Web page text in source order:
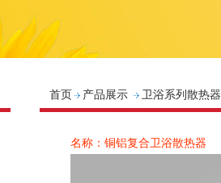
首页 产品展示 卫浴系列散热器
名称：铜铝复合卫浴散热器